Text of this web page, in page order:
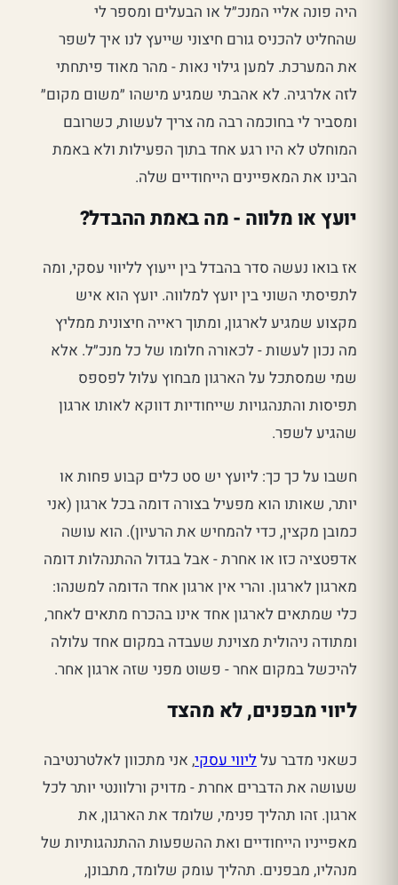
היה פונה אליי המנכ״ל או הבעלים ומספר לי
שהחליט להכניס גורם חיצוני שייעץ לנו איך לשפר
את המערכת. למען גילוי נאות - מהר מאוד פיתחתי
לזה אלרגיה. לא אהבתי שמגיע מישהו ״משום מקום״
ומסביר לי בחוכמה רבה מה צריך לעשות, כשרובם
המוחלט לא היו רגע אחד בתוך הפעילות ולא באמת
הבינו את המאפיינים הייחודיים שלה.
יועץ או מלווה - מה באמת ההבדל?
אז בואו נעשה סדר בהבדל בין ייעוץ לליווי עסקי, ומה
לתפיסתי השוני בין יועץ למלווה. יועץ הוא איש
מקצוע שמגיע לארגון, ומתוך ראייה חיצונית ממליץ
מה נכון לעשות - לכאורה חלומו של כל מנכ״ל. אלא
שמי שמסתכל על הארגון מבחוץ עלול לפספס
תפיסות והתנהגויות שייחודיות דווקא לאותו ארגון
שהגיע לשפר.
חשבו על כך כך: ליועץ יש סט כלים קבוע פחות או
יותר, שאותו הוא מפעיל בצורה דומה בכל ארגון (אני
כמובן מקצין, כדי להמחיש את הרעיון). הוא עושה
אדפטציה כזו או אחרת - אבל בגדול ההתנהלות דומה
מארגון לארגון. והרי אין ארגון אחד הדומה למשנהו:
כלי שמתאים לארגון אחד אינו בהכרח מתאים לאחר,
ומתודה ניהולית מצוינת שעבדה במקום אחד עלולה
להיכשל במקום אחר - פשוט מפני שזה ארגון אחר.
ליווי מבפנים, לא מהצד
כשאני מדבר עלליווי עסקי, אני מתכוון לאלטרנטיבה
שעושה את הדברים אחרת - מדויק ורלוונטי יותר לכל
ארגון. זהו תהליך פנימי, שלומד את הארגון, את
מאפייניו הייחודיים ואת ההשפעות ההתנהגותיות של
מנהליו, מבפנים. תהליך עומק שלומד, מתבונן,